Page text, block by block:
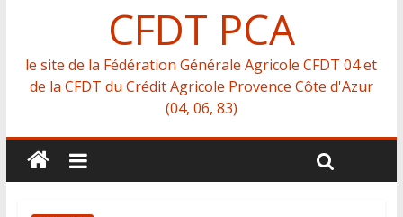
CFDT PCA
le site de la Fédération Générale Agricole CFDT 04 et
de la CFDT du Crédit Agricole Provence Côte d'Azur
(04, 06, 83)